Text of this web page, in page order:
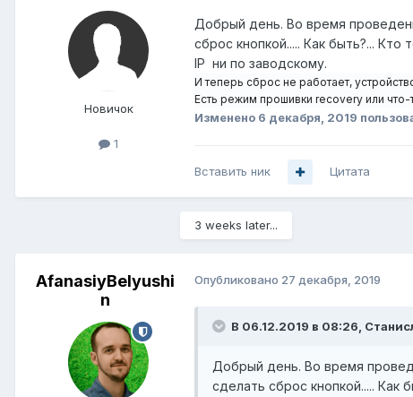
Новичок
1
Добрый день. Во время
сброс кнопкой..... Как быть?...
IP ни по заводскому.
И теперь сброс не работает,
Есть режим прошивки recovery или
Изменено 6 декабря, 2019
Вставить ник Цитата
3 weeks later...
AfanasiyBelyushi
n
Опубликовано 27 декабря, 2019
В 06.12.2019 в 08:26,
Добрый день. Во время
сделать сброс кнопкой..... Как